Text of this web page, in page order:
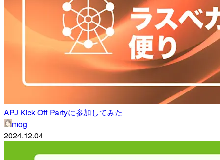
APJ Kick Off Partyに参加してみた
mogi
2024.12.04